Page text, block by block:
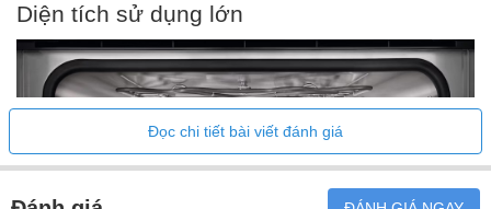
Khoang lò làm bằng thép không gỉ với cấu trúc vải lanh
Máy tạo hơi nước bên ngoài
Bộ tản nhiệt sàn để giảm ngưng tụ
Lưới ghi có thể tháo rời
Diện tích sử dụng lớn
Đọc chi tiết bài viết đánh giá